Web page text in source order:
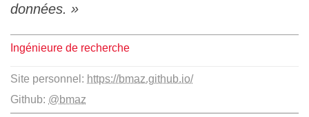
FR|EN
données.
Ingénieure de recherche
Site personnel: https://bmaz.github.io/
Github: @bmaz